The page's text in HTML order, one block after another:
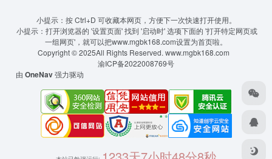
小提示：按 Ctrl+D 可收藏本网页，方便下一次快速打开使用。
小提示：打开浏览器的 '设置页面' 找到 '启动时' 选项下面的 '打开特定网页或
一组网页'，就可以把www.mgbk168.com设置为首页啦。
Copyright © 2025All Rights Reserved. www.mgbk168.com
渝ICP备2022008769号
由 OneNav强力驱动